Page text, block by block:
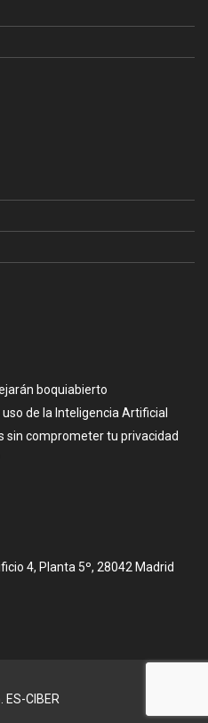
boquiabierto
de la Inteligencia Artificial
sin comprometer tu privacidad
4, Planta 5º, 28042 Madrid
ES-CIBER